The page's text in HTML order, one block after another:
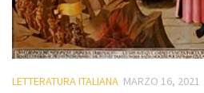
LETTERATURA ITALIANA MARZO 16, 2021